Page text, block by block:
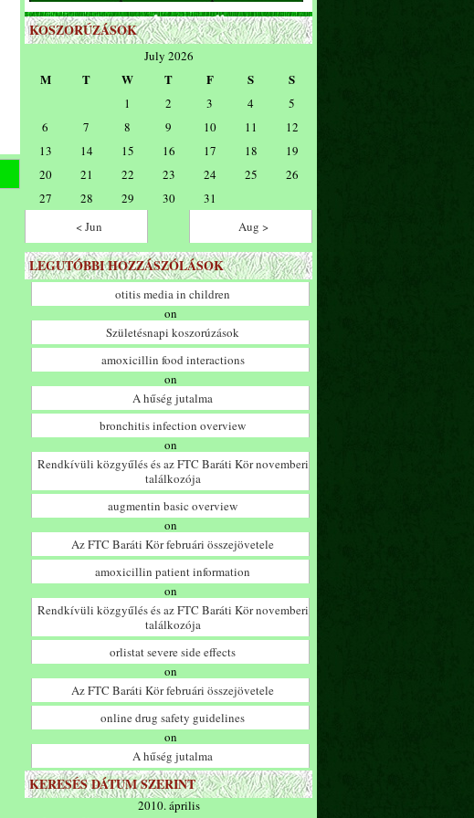
KOSZORÚZÁSOK
July 2026
M T W T F S S
1 2 3 4
5
6
7 8 9 10 11
12
13
14 15 16 17 18
19
20
21 22 23 24 25
26
27
28 29 30
31
< Jun
Aug >
LEGUTÓBBI HOZZÁSZÓLÁSOK
otitis media in children
on
Születésnapi koszorúzások
amoxicillin food interactions
on
A hűség jutalma
bronchitis infection overview
on
Rendkívüli közgyűlés és az FTC Baráti Kör novemberi
találkozója
augmentin basic overview
on
Az FTC Baráti Kör februári összejövetele
amoxicillin patient information
on
Rendkívüli közgyűlés és az FTC Baráti Kör novemberi
találkozója
orlistat severe side effects
on
Az FTC Baráti Kör februári összejövetele
online drug safety guidelines
on
A hűség jutalma
KERESÉS DÁTUM SZERINT
2010. április